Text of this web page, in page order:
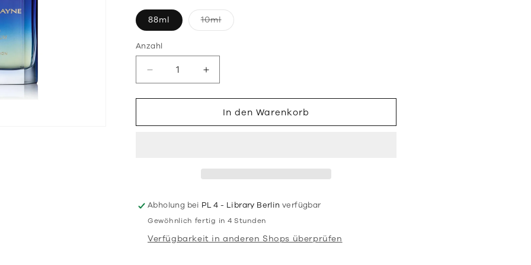
88ml 10mlVariante
ausverkauft
Anzahl
Verringere
die
Menge
Verano
Erhöhe
die
Menge
Verano
In den Warenkorb
Abholung bei PL 4 - Library Berlin verfügbar
Gewöhnlich fertig in 4 Stunden
Verfügbarkeit in anderen Shops überprüfen